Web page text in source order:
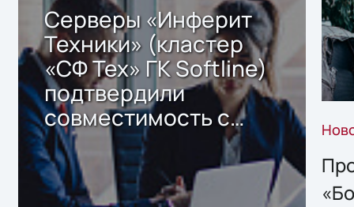
Серверы «Инферит
Техники» (кластер
«СФ Тех» ГК Softline)
подтвердили
совместимость с
решением Sharx
Storage 2.x для
хранения данных